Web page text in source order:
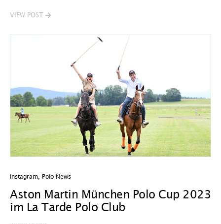
VIEW POST
Instagram Polo News
Aston Martin München Polo Cup 2023
im La Tarde Polo Club